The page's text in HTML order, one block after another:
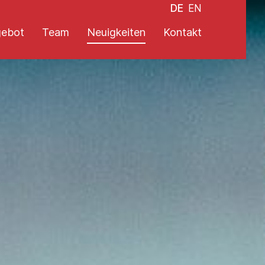
Team Neuigkeiten Kontakt
DE EN